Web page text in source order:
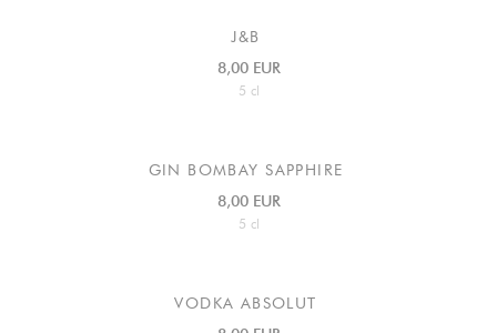
J&B
8,00 EUR
5 cl
GIN BOMBAY SAPPHIRE
8,00 EUR
5 cl
VODKA ABSOLUT